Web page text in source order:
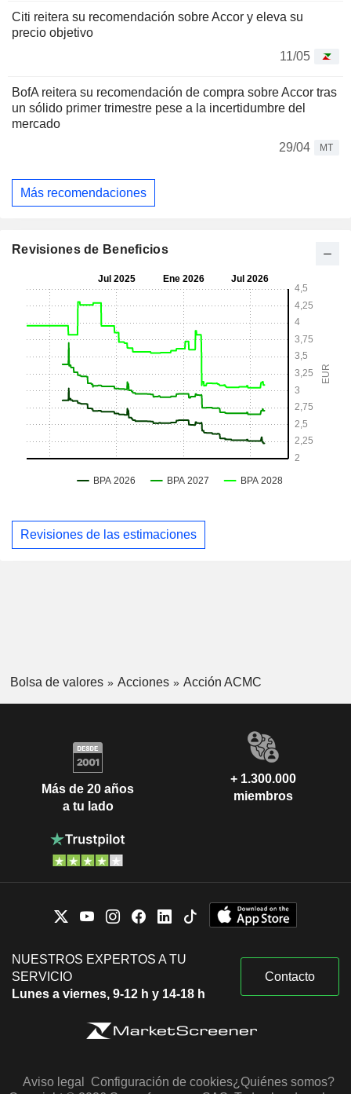
Citi reitera su recomendación sobre Accor y eleva su
precio objetivo
11/05
BofA reitera su recomendación de compra sobre Accor tras
un sólido primer trimestre pese a la incertidumbre del
mercado
29/04
MT
Más recomendaciones
Revisiones de Beneficios
Revisiones de las estimaciones
Bolsa de valores Acciones Acción ACMC
Más de 20 años
a tu lado
+ 1.300.000
miembros
NUESTROS EXPERTOS A TU
SERVICIO
Lunes a viernes, 9-12 h y 14-18 h
Contacto
Aviso legal Configuración de cookies¿Quiénes somos?